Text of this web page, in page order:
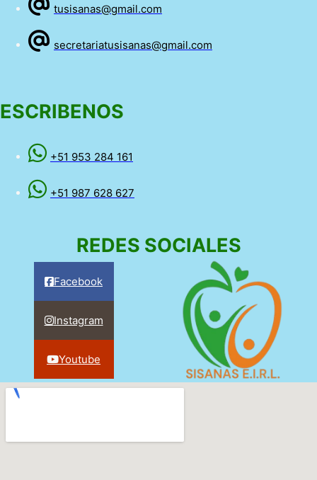
tusisanas@gmail.com
secretariatusisanas@gmail.com
ESCRIBENOS
+51 953 284 161
+51 987 628 627
REDES SOCIALES
Facebook
Instagram
Youtube